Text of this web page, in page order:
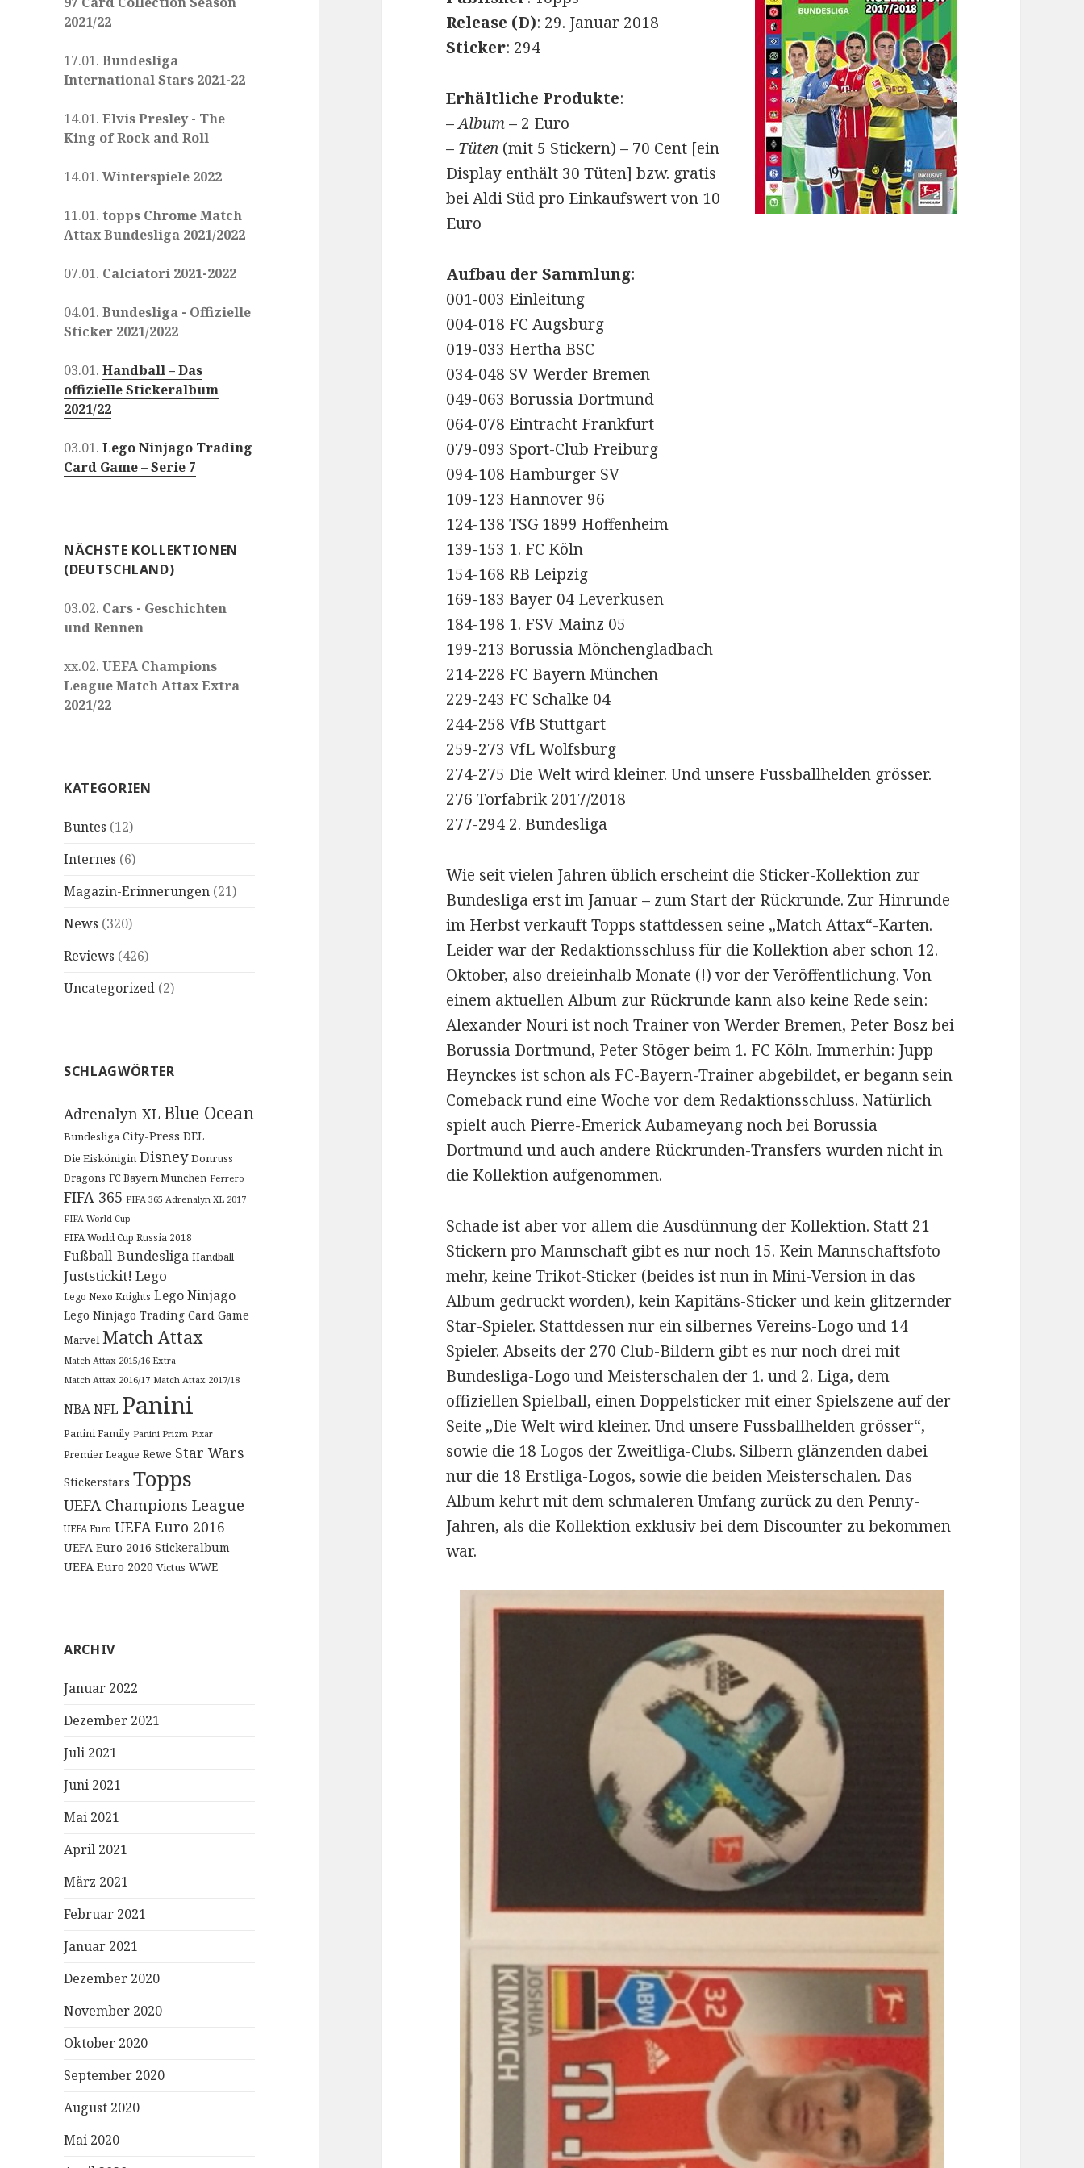
2021/22
17.01.Bundesliga
International Stars 2021-22
14.01.Elvis Presley - The
King of Rock and Roll
14.01.Winterspiele 2022
11.01.topps Chrome Match
Attax Bundesliga 2021/2022
07.01. Calciatori 2021-2022
04.01.Bundesliga - Offizielle
Sticker 2021/2022
03.01.Handball – Das
offizielle Stickeralbum
2021/22
03.01.Lego Ninjago Trading
Card Game – Serie 7
NÄCHSTE KOLLEKTIONEN
(DEUTSCHLAND)
03.02. Cars - Geschichten
und Rennen
xx.02.UEFA Champions
League Match Attax Extra
2021/22
KATEGORIEN
Buntes (12)
Internes (6)
Magazin-Erinnerungen (21)
News (320)
Reviews (426)
Uncategorized (2)
SCHLAGWÖRTER
Adrenalyn XL Blue Ocean
Bundesliga City-Press DEL
Die Eiskönigin Disney Donruss
Dragons FC Bayern München Ferrero
FIFA 365 FIFA 365 Adrenalyn XL 2017
FIFA World Cup
FIFA World Cup Russia 2018
Fußball-Bundesliga Handball
Juststickit! Lego
Lego Nexo Knights Lego Ninjago
Lego Ninjago Trading Card Game
Marvel Match Attax
Match Attax 2015/16 Extra
Match Attax 2016/17 Match Attax 2017/18
NBANFL Panini
Panini Family Panini Prizm Pixar
Premier League Rewe Star Wars
Stickerstars Topps
UEFA Champions League
UEFA Euro UEFA Euro 2016
UEFA Euro 2016 Stickeralbum
UEFA Euro 2020 Victus WWE
ARCHIV
Januar 2022
Dezember 2021
Juli 2021
Juni 2021
Mai 2021
April 2021
März 2021
Februar 2021
Januar 2021
Dezember 2020
November 2020
Oktober 2020
September 2020
August 2020
Mai 2020
Release (D): 29. Januar 2018
Sticker: 294
Erhältliche Produkte:
–Album– 2 Euro
– Tüten (mit 5 Stickern) – 70 Cent [ein
Display enthält 30 Tüten] bzw. gratis
bei Aldi Süd pro Einkaufswert von 10
Euro
Aufbau der Sammlung:
001-003 Einleitung
004-018 FC Augsburg
019-033 Hertha BSC
034-048 SV Werder Bremen
049-063 Borussia Dortmund
064-078 Eintracht Frankfurt
079-093 Sport-Club Freiburg
094-108 Hamburger SV
109-123 Hannover 96
124-138 TSG 1899 Hoffenheim
139-153 1. FC Köln
154-168 RB Leipzig
169-183 Bayer 04 Leverkusen
184-198 1. FSV Mainz 05
199-213 Borussia Mönchengladbach
214-228 FC Bayern München
229-243 FC Schalke 04
244-258 VfB Stuttgart
259-273 VfL Wolfsburg
274-275 Die Welt wird kleiner. Und unsere Fussballhelden grösser.
276 Torfabrik 2017/2018
277-294 2. Bundesliga
Wie seit vielen Jahren üblich erscheint die Sticker-Kollektion zur
Bundesliga erst im Januar – zum Start der Rückrunde. Zur Hinrunde
im Herbst verkauft Topps stattdessen seine „Match Attax“-Karten.
Leider war der Redaktionsschluss für die Kollektion aber schon 12.
Oktober, also dreieinhalb Monate (!) vor der Veröffentlichung. Von
einem aktuellen Album zur Rückrunde kann also keine Rede sein:
Alexander Nouri ist noch Trainer von Werder Bremen, Peter Bosz bei
Borussia Dortmund, Peter Stöger beim 1. FC Köln. Immerhin: Jupp
Heynckes ist schon als FC-Bayern-Trainer abgebildet, er begann sein
Comeback rund eine Woche vor dem Redaktionsschluss. Natürlich
spielt auch Pierre-Emerick Aubameyang noch bei Borussia
Dortmund und auch andere Rückrunden-Transfers wurden nicht in
die Kollektion aufgenommen.
Schade ist aber vor allem die Ausdünnung der Kollektion. Statt 21
Stickern pro Mannschaft gibt es nur noch 15. Kein Mannschaftsfoto
mehr, keine Trikot-Sticker (beides ist nun in Mini-Version in das
Album gedruckt worden), kein Kapitäns-Sticker und kein glitzernder
Star-Spieler. Stattdessen nur ein silbernes Vereins-Logo und 14
Spieler. Abseits der 270 Club-Bildern gibt es nur noch drei mit
Bundesliga-Logo und Meisterschalen der 1. und 2. Liga, dem
offiziellen Spielball, einen Doppelsticker mit einer Spielszene auf der
Seite „Die Welt wird kleiner. Und unsere Fussballhelden grösser“,
sowie die 18 Logos der Zweitliga-Clubs. Silbern glänzenden dabei
nur die 18 Erstliga-Logos, sowie die beiden Meisterschalen. Das
Album kehrt mit dem schmaleren Umfang zurück zu den Penny-
Jahren, als die Kollektion exklusiv bei dem Discounter zu bekommen
war.